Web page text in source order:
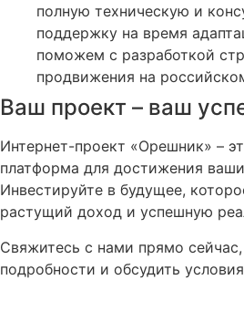
полную техническую и
поддержку на время
поможем с разработкой
продвижения на
Ваш проект – ваш
Интернет-проект «Орешник» –
платформа для достижения
Инвестируйте в будущее,
растущий доход и успешную
Свяжитесь с нами прямо сейчас,
подробности и обсудить